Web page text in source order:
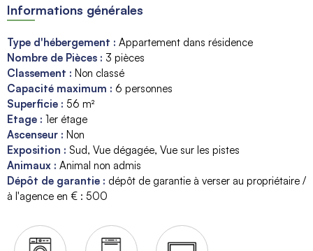
Informations générales
Type d'hébergement : Appartement dans résidence
Nombre de Pièces : 3 pièces
Classement : Non classé
Capacité maximum : 6 personnes
Superficie : 56 m²
Etage : 1er étage
Ascenseur : Non
Exposition : Sud Vue dégagée Vue sur les pistes
Animaux : Animal non admis
Dépôt de garantie : dépôt de garantie à verser au propriétaire /
à l'agence en € : 500